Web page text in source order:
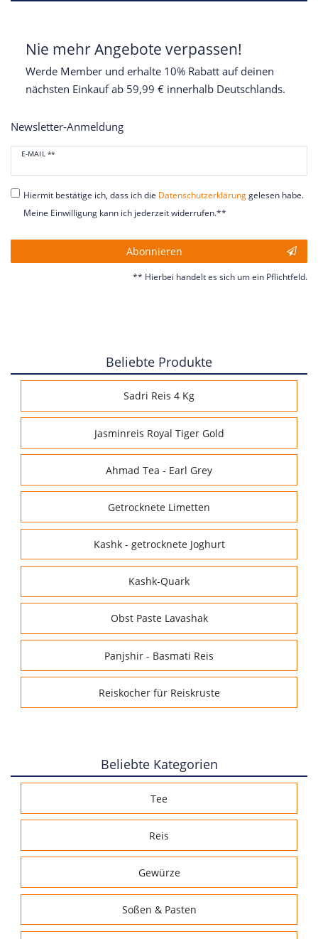
Nie mehr Angebote verpassen!
Werde Member und erhalte 10% Rabatt auf deinen
nächsten Einkauf ab 59,99 € innerhalb Deutschlands.
Newsletter-Anmeldung
E-MAIL **
Newsletter
Honig
Hiermit bestätige ich, dass ich die Daten­schutz­erklärunggelesen habe.
Meine Einwilligung kann ich jederzeit widerrufen.**
Abonnieren
** Hierbei handelt es sich um ein Pflichtfeld.
Beliebte Produkte
Sadri Reis 4 Kg
Jasminreis Royal Tiger Gold
Ahmad Tea - Earl Grey
Getrocknete Limetten
Kashk - getrocknete Joghurt
Kashk-Quark
Obst Paste Lavashak
Panjshir - Basmati Reis
Reiskocher für Reiskruste
Beliebte Kategorien
Tee
Reis
Gewürze
Soßen & Pasten